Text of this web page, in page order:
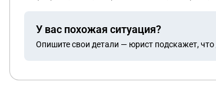
У вас похожая ситуация?
Опишите свои детали — юрист подскажет, что